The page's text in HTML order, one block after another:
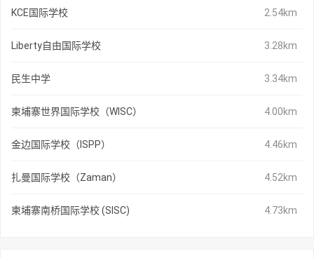
KCE国际学校 2.54km
Liberty自由国际学校 3.28km
民生中学 3.34km
柬埔寨世界国际学校（WISC） 4.00km
金边国际学校（ISPP） 4.46km
扎曼国际学校（Zaman） 4.52km
柬埔寨南桥国际学校 (SISC) 4.73km